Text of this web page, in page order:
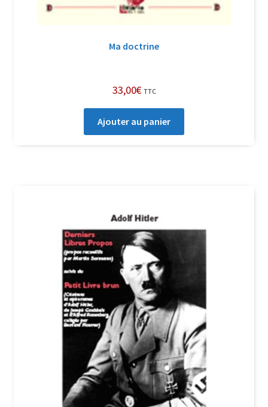
Ma doctrine
33,00€ TTC
Ajouter au panier